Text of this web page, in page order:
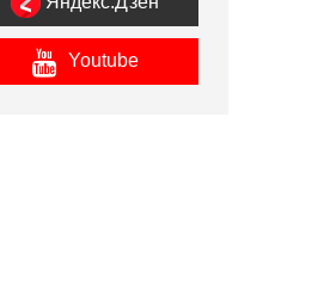
Youtube